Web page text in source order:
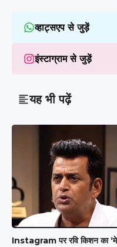
व्हाट्सएप से जुड़ें
इंस्टाग्राम से जुड़ें
यह भी पढ़ें
Instagram पर रवि किशन का